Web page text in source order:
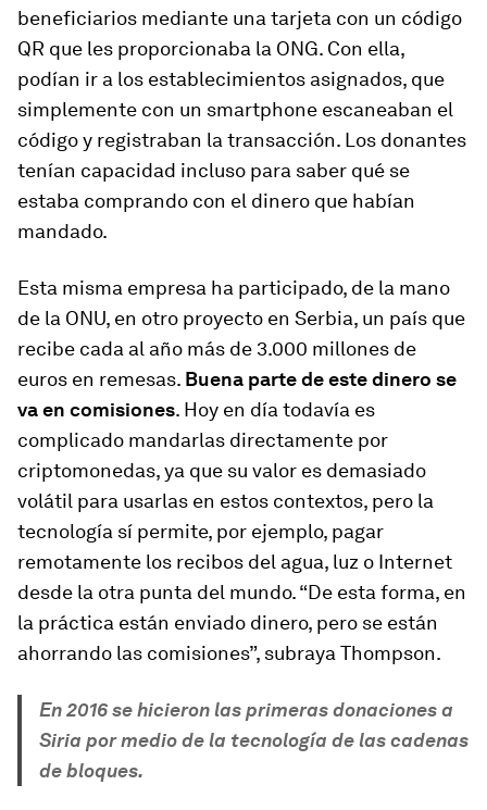
beneficiarios mediante una tarjeta con un código
QR que les proporcionaba la ONG. Con ella,
podían ir a los establecimientos asignados, que
simplemente con un smartphone escaneaban el
código y registraban la transacción. Los donantes
tenían capacidad incluso para saber qué se
estaba comprando con el dinero que habían
mandado.
Esta misma empresa ha participado, de la mano
de la ONU, en otro proyecto en Serbia, un país que
recibe cada al año más de 3.000 millones de
euros en remesas. Buena parte de este dinero se
va en comisiones. Hoy en día todavía es
complicado mandarlas directamente por
criptomonedas, ya que su valor es demasiado
volátil para usarlas en estos contextos, pero la
tecnología sí permite, por ejemplo, pagar
remotamente los recibos del agua, luz o Internet
desde la otra punta del mundo. “De esta forma, en
la práctica están enviado dinero, pero se están
ahorrando las comisiones”, subraya Thompson.
En 2016 se hicieron las primeras donaciones a
Siria por medio de la tecnología de las cadenas
de bloques.